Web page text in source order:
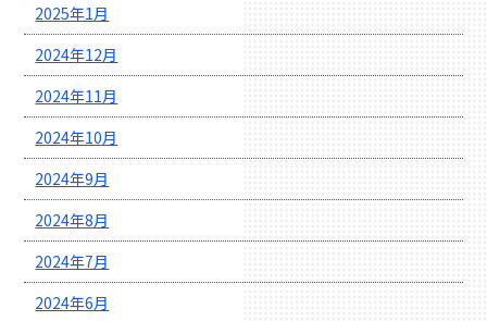
2025年1月
2024年12月
2024年11月
2024年10月
2024年9月
2024年8月
2024年7月
2024年6月